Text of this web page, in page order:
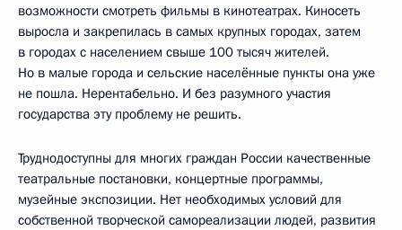
возможности смотреть фильмы в кинотеатрах. Киносеть
выросла и закрепилась в самых крупных городах, затем
в городах с населением свыше 100 тысяч жителей.
Но в малые города и сельские населённые пункты она уже
не пошла. Нерентабельно. И без разумного участия
государства эту проблему не решить.
Труднодоступны для многих граждан России качественные
театральные постановки, концертные программы,
музейные экспозиции. Нет необходимых условий для
собственной творческой самореализации людей, развития